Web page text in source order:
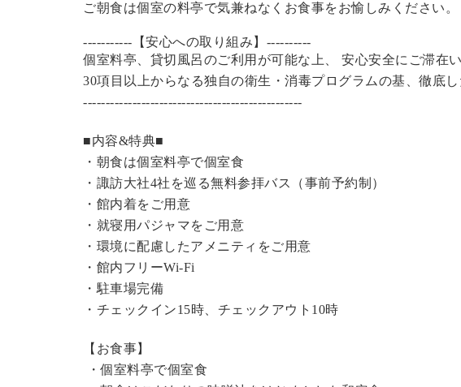
ご朝食は個室の料亭で気兼ねなくお食事をお愉しみください。
-----------【安心への取り組み】----------
個室料亭、貸切風呂のご利用が可能な上、 安心安全にご滞在
30項目以上からなる独自の衛生・消毒プログラムの基、徹底
-------------------------------------------------
■内容&特典■
・朝食は個室料亭で個室食
・諏訪大社4社を巡る無料参拝バス（事前予約制）
・館内着をご用意
・就寝用パジャマをご用意
・環境に配慮したアメニティをご用意
・館内フリーWi-Fi
・駐車場完備
・チェックイン15時、チェックアウト10時
【お食事】
・個室料亭で個室食